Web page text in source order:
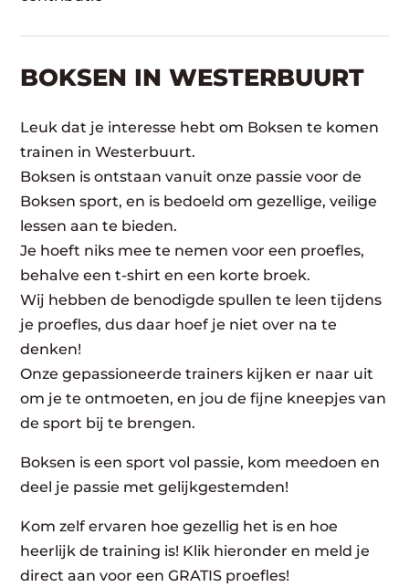
BOKSEN IN WESTERBUURT
Leuk dat je interesse hebt om Boksen te komen
trainen in Westerbuurt.
Boksen is ontstaan vanuit onze passie voor de
Boksen sport, en is bedoeld om gezellige, veilige
lessen aan te bieden.
Je hoeft niks mee te nemen voor een proefles,
behalve een t-shirt en een korte broek.
Wij hebben de benodigde spullen te leen tijdens
je proefles, dus daar hoef je niet over na te
denken!
Onze gepassioneerde trainers kijken er naar uit
om je te ontmoeten, en jou de fijne kneepjes van
de sport bij te brengen.
Boksen is een sport vol passie, kom meedoen en
deel je passie met gelijkgestemden!
Kom zelf ervaren hoe gezellig het is en hoe
heerlijk de training is! Klik hieronder en meld je
direct aan voor een GRATIS proefles!